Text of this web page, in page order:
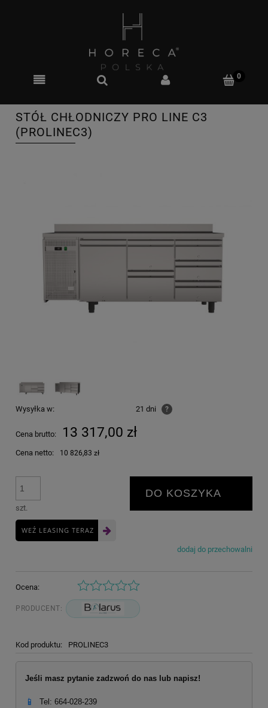
STÓŁ CHŁODNICZY PRO LINE C3
(PROLINEC3)
Wysyłka w: 21 dni ?
Cena brutto: 13 317,00 zł
Cena netto: 10 826,83 zł
szt.
DO KOSZYKA
WEŹ LEASING TERAZ
dodaj do przechowalni
Ocena:
PRODUCENT:
Kod produktu: PROLINEC3
Jeśli masz pytanie zadzwoń do nas lub napisz!
📱 Tel: 664-028-239